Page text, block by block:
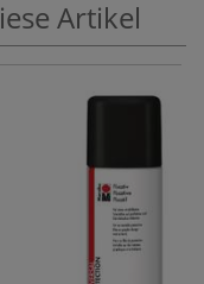
Artikel